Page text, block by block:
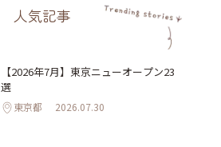
人気記事
【2026年7月】東京ニューオープン23
選
東京都 2026.07.30